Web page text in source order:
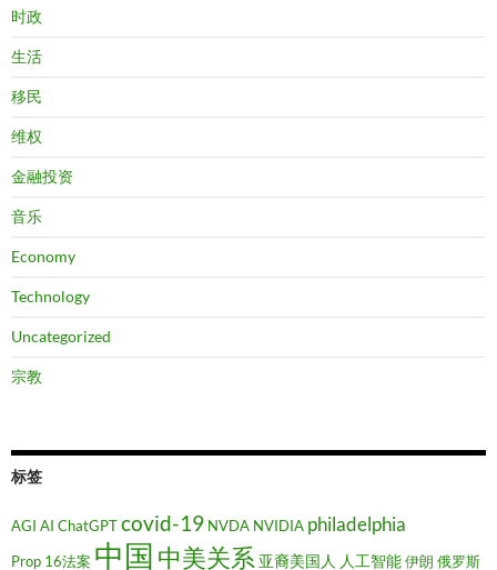
时政
生活
移民
维权
金融投资
音乐
Economy
Technology
Uncategorized
宗教
标签
AGI AI ChatGPTcovid-19 NVDA NVIDIA philadelphia
Prop 16法案 中国 中美关系 亚裔美国人 人工智能伊朗 俄罗斯